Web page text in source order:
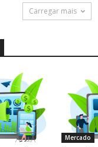
Carregar mais
Mercado